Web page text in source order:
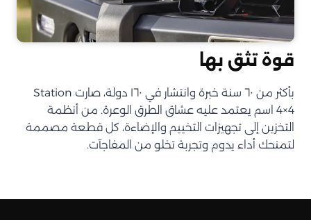
قوة تثق بها
بأكثر من ٦٠ سنة خبرة وانتشار في ١٦٠ دولة، صارت Station
4×4 اسم يعتمد عليه عشاق الطرق الوعرة. من أنظمة
التخزين إلى تجهيزات التخييم والإضاءة، كل قطعة مصممة
لتمنحك أداء يدوم وتجربة تخلو من المفاجآت.